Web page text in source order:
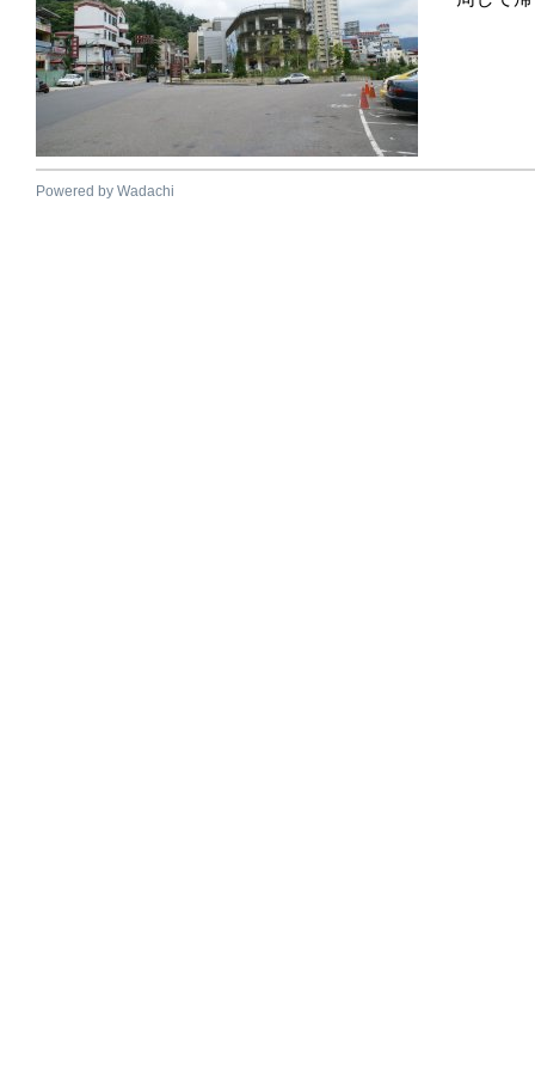
Powered by Wadachi